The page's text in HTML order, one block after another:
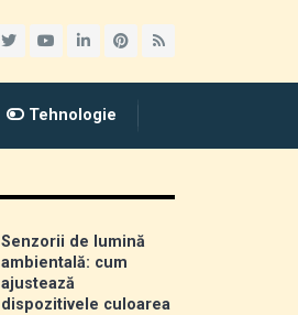
Tehnologie
Senzorii de lumină
ambientală: cum
ajustează
dispozitivele culoarea